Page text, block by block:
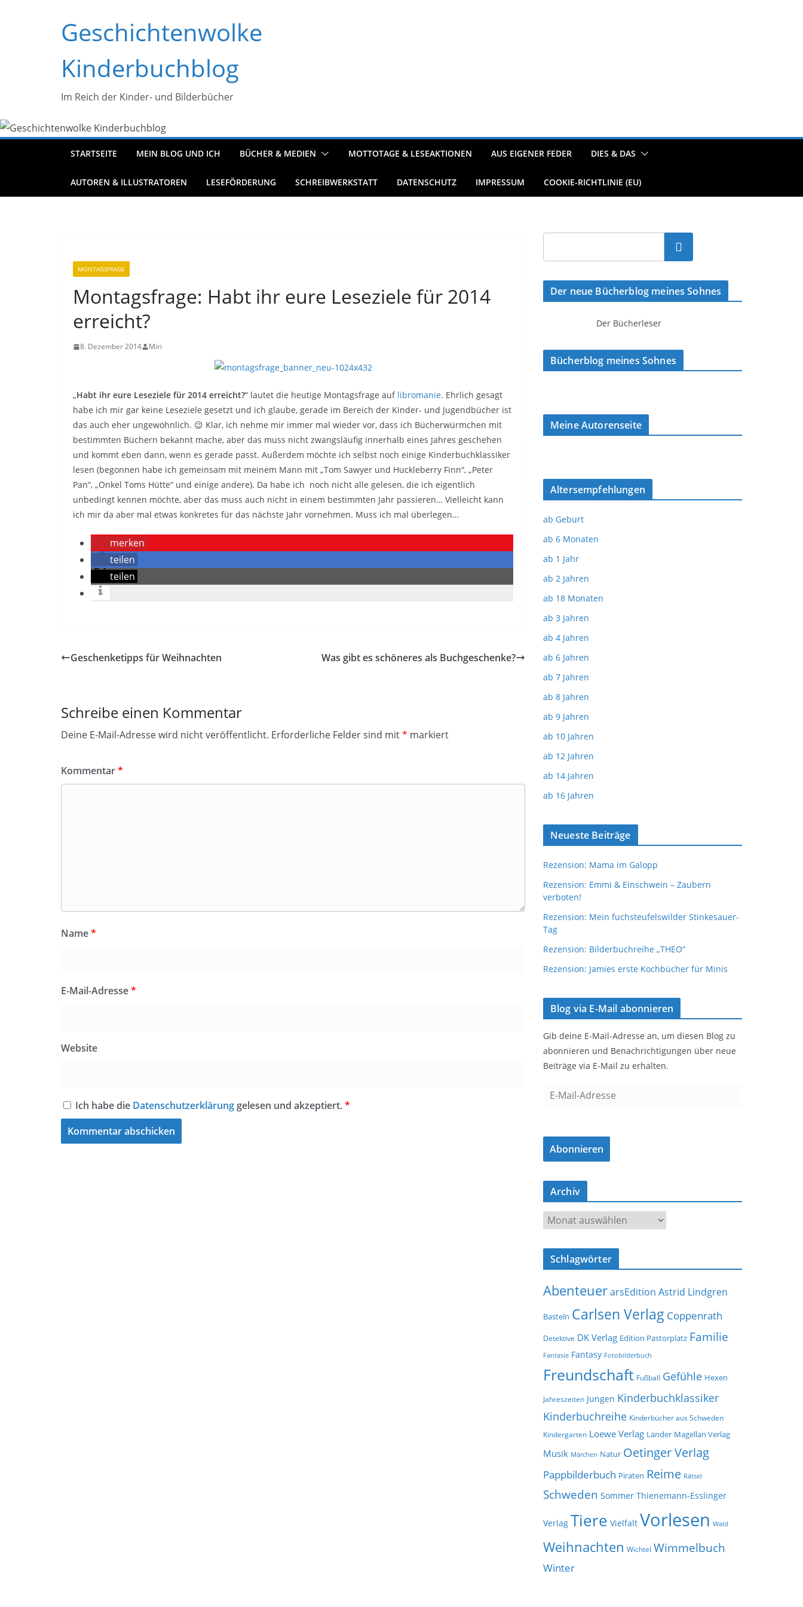
Geschichtenwolke
Kinderbuchblog
Im Reich der Kinder- und Bilderbücher
STARTSEITE MEIN BLOG UND ICH BÜCHER & MEDIEN MOTTOTAGE & LESEAKTIONEN AUS EIGENER FEDER DIES & DAS
AUTOREN & ILLUSTRATOREN LESEFÖRDERUNG SCHREIBWERKSTATT DATENSCHUTZ IMPRESSUM COOKIE-RICHTLINIE (EU)
MONTAGSFRAGE
Montagsfrage: Habt ihr eure Leseziele für 2014
erreicht?
8. Dezember 2014 Miri
„Habt ihr eure Leseziele für 2014 erreicht?“ lautet die heutige Montagsfrage auf libromanie. Ehrlich gesagt
habe ich mir gar keine Leseziele gesetzt und ich glaube, gerade im Bereich der Kinder- und Jugendbücher ist
das auch eher ungewöhnlich. 😉 Klar, ich nehme mir immer mal wieder vor, dass ich Bücherwürmchen mit
bestimmten Büchern bekannt mache, aber das muss nicht zwangsläufig innerhalb eines Jahres geschehen
und kommt eben dann, wenn es gerade passt. Außerdem möchte ich selbst noch einige Kinderbuchklassiker
lesen (begonnen habe ich gemeinsam mit meinem Mann mit „Tom Sawyer und Huckleberry Finn“, „Peter
Pan“, „Onkel Toms Hütte“ und einige andere). Da habe ich noch nicht alle gelesen, die ich eigentlich
unbedingt kennen möchte, aber das muss auch nicht in einem bestimmten Jahr passieren… Vielleicht kann
ich mir da aber mal etwas konkretes für das nächste Jahr vornehmen. Muss ich mal überlegen…
merken
teilen
teilen
Geschenketipps für Weihnachten Was gibt es schöneres als Buchgeschenke?
Schreibe einen Kommentar
Deine E-Mail-Adresse wird nicht veröffentlicht. Erforderliche Felder sind mit* markiert
Kommentar*
Name*
E-Mail-Adresse*
Website
Ich habe die Datenschutzerklärung gelesen und akzeptiert.*
Suchen
Der neue Bücherblog meines Sohnes
Der Bücherleser
Bücherblog meines Sohnes
Meine Autorenseite
Altersempfehlungen
ab Geburt
ab 6 Monaten
ab 1 Jahr
ab 2 Jahren
ab 18 Monaten
ab 3 Jahren
ab 4 Jahren
ab 6 Jahren
ab 7 Jahren
ab 8 Jahren
ab 9 Jahren
ab 10 Jahren
ab 12 Jahren
ab 14 Jahren
ab 16 Jahren
Neueste Beiträge
Rezension: Mama im Galopp
Rezension: Emmi & Einschwein – Zaubern
verboten!
Rezension: Mein fuchsteufelswilder Stinkesauer-
Tag
Rezension: Bilderbuchreihe „THEO“
Rezension: Jamies erste Kochbücher für Minis
Blog via E-Mail abonnieren
Gib deine E-Mail-Adresse an, um diesen Blog zu
abonnieren und Benachrichtigungen über neue
Beiträge via E-Mail zu erhalten.
a
l
-
d
s
e
Abonnieren
Archiv
r
c
v
Schlagwörter
AbenteuerarsEdition Astrid Lindgren
Basteln Carlsen Verlag Coppenrath
Detektive DK Verlag Edition Pastorplatz Familie
Fantasie Fantasy Fotobilderbuch
Freundschaft Fußball Gefühle Hexen
Jahreszeiten Jungen Kinderbuchklassiker
Kinderbuchreihe Kinderbücher aus Schweden
Kindergarten Loewe Verlag Länder Magellan Verlag
Musik Märchen Natur Oetinger Verlag
Pappbilderbuch Piraten Reime Rätsel
Schweden Sommer Thienemann-Esslinger
Verlag Tiere Vielfalt Vorlesen Wald
Weihnachten Wichtel Wimmelbuch
Winter